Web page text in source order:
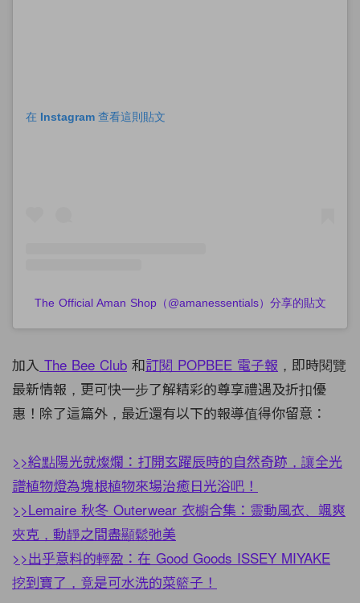
在 Instagram 查看這則貼文
The Official Aman Shop（@amanessentials）分享的貼文
加入 The Bee Club 和訂閱 POPBEE 電子報 ，即時閱覽
最新情報，更可快一步了解精彩的尊享禮遇及折扣優
惠！除了這篇外，最近還有以下的報導值得你留意：
>>給點陽光就燦爛：打開玄躍辰時的自然奇跡，讓全光
譜植物燈為塊根植物來場治癒日光浴吧！
>>Lemaire 秋冬 Outerwear 衣櫥合集：靈動風衣、颯爽
夾克，動靜之間盡顯鬆弛美
>>出乎意料的輕盈：在 Good Goods ISSEY MIYAKE
挖到寶了，竟是可水洗的菜籃子！